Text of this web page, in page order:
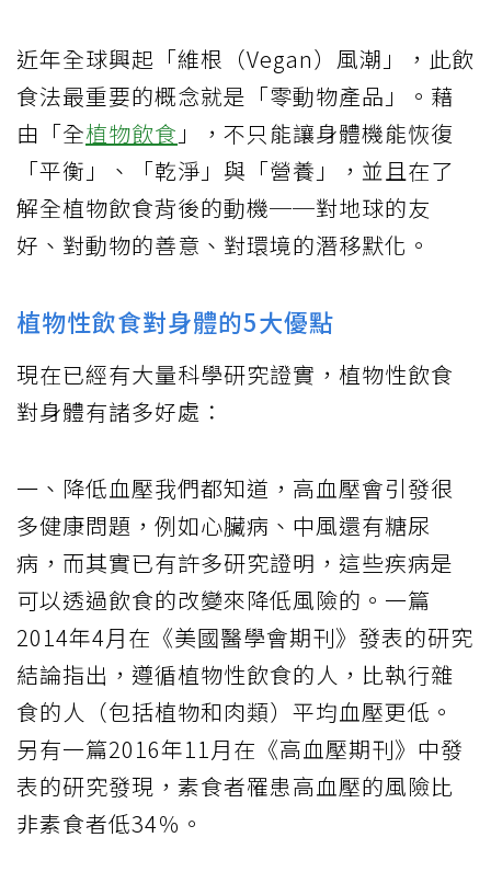
近年全球興起「維根（Vegan）風潮」，此飲
食法最重要的概念就是「零動物產品」。藉
由「全植物飲食 」，不只能讓身體機能恢復
「平衡」、「乾淨」與「營養」，並且在了
解全植物飲食背後的動機──對地球的友
好、對動物的善意、對環境的潛移默化。
植物性飲食對身體的5大優點
現在已經有大量科學研究證實，植物性飲食
對身體有諸多好處：
一、降低血壓我們都知道，高血壓會引發很
多健康問題，例如心臟病、中風還有糖尿
病，而其實已有許多研究證明，這些疾病是
可以透過飲食的改變來降低風險的。一篇
2014年4月在《美國醫學會期刊》發表的研究
結論指出，遵循植物性飲食的人，比執行雜
食的人（包括植物和肉類）平均血壓更低。
另有一篇2016年11月在《高血壓期刊》中發
表的研究發現，素食者罹患高血壓的風險比
非素食者低34％。